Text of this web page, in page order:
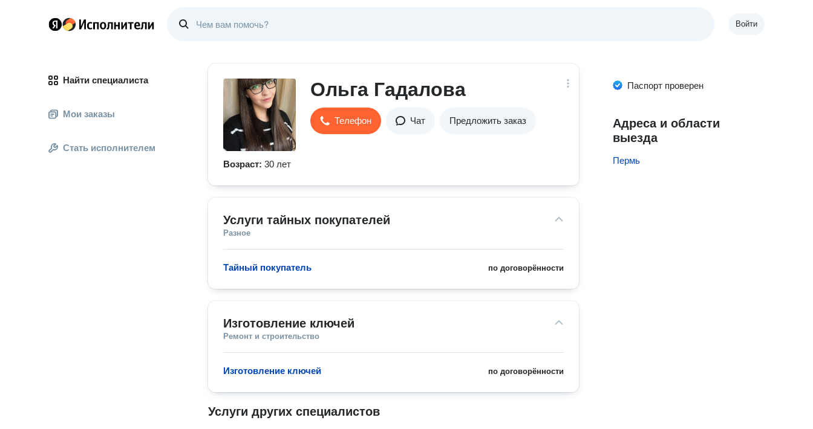
Войти
Найти специалиста
Мои заказы
Стать исполнителем
Ольга Гадалова
Телефон Чат Предложить заказ
Возраст: 30 лет
Услуги тайных покупателей
Разное
по договорённости
Тайный покупатель
Изготовление ключей
Ремонт и строительство
по договорённости
Изготовление ключей
Услуги других специалистов
Паспорт проверен
Адреса и области
выезда
Пермь